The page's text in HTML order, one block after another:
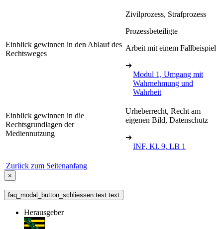
Einblick gewinnen in den Ablauf des
Rechtsweges
Zivilprozess, Strafprozess
Prozessbeteiligte
Arbeit mit einem Fallbeispiel
➔
Modul 1, Umgang mit
Wahrnehmung und
Wahrheit
Einblick gewinnen in die
Rechtsgrundlagen der
Mediennutzung
Urheberrecht, Recht am
eigenen Bild, Datenschutz
➔
INF, Kl. 9, LB 1
Zurück zum Seitenanfang
×
faq_modal_button_schliessen test text
Herausgeber